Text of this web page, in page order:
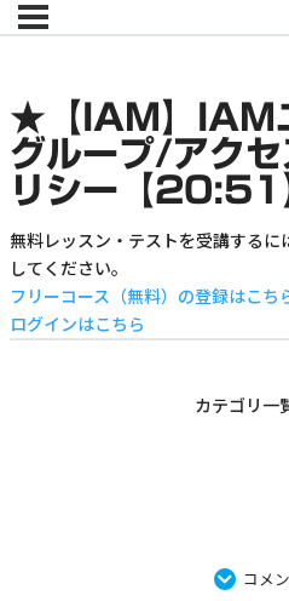
★【IAM】IAM
グループ/アク
リシー【20:51
無料レッスン・テストを受講する
してください。
フリーコース（無料）の登録はこち
ログインはこちら
カテゴリ一
コメ